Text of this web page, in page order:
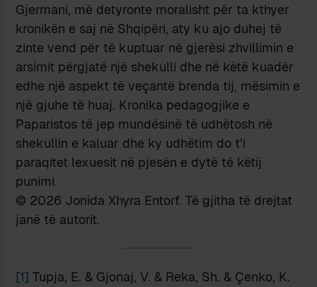
Gjermani, më detyronte moralisht për ta kthyer
kronikën e saj në Shqipëri, aty ku ajo duhej të
zinte vend për të kuptuar në gjerësi zhvillimin e
arsimit përgjatë një shekulli dhe në këtë kuadër
edhe një aspekt të veçantë brenda tij, mësimin e
një gjuhe të huaj. Kronika pedagogjike e
Paparistos të jep mundësinë të udhëtosh në
shekullin e kaluar dhe ky udhëtim do t’i
paraqitet lexuesit në pjesën e dytë të këtij
punimi.
© 2026 Jonida Xhyra Entorf. Të gjitha të drejtat
janë të autorit.
[1] Tupja, E. & Gjonaj, V. & Reka, Sh. & Çenko, K.